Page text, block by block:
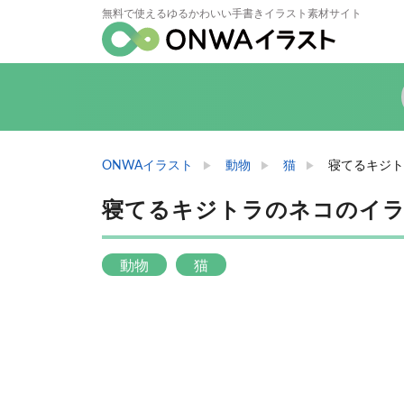
無料で使えるゆるかわいい手書きイラスト素材サイト
ONWAイラスト 動物 猫 寝てるキジ
寝てるキジトラのネコのイ
動物 猫